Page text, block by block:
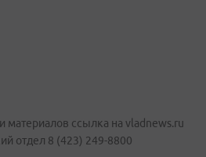
материалов ссылка на vladnews.ru
отдел 8 (423) 249-8800